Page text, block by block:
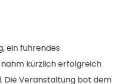
ein führendes
kürzlich erfolgreich
Die Veranstaltung bot dem